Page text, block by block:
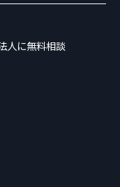
人に無料相談